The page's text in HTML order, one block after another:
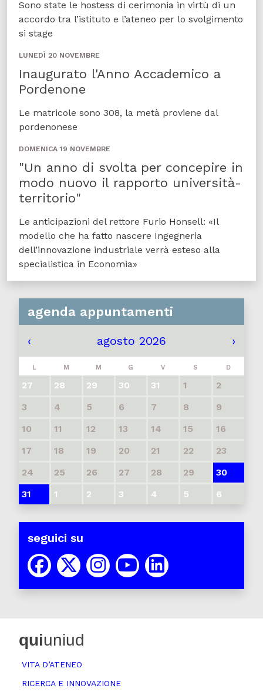
Sono state le hostess di cerimonia in virtù di un
accordo tra l’istituto e l’ateneo per lo svolgimento
si stage
LUNEDÌ 20 NOVEMBRE
Inaugurato l'Anno Accademico a
Pordenone
Le matricole sono 308, la metà proviene dal
pordenonese
DOMENICA 19 NOVEMBRE
"Un anno di svolta per concepire in
modo nuovo il rapporto università-
territorio"
Le anticipazioni del rettore Furio Honsell: «Il
modello che ha fatto nascere Ingegneria
dell’innovazione industriale verrà esteso alla
specialistica in Economia»
agenda appuntamenti
‹ agosto 2026 ›
L M M G V S D
27 28 29 30 31 1
2
3
4 5 6 7 8
9
10
11 12 13 14 15
16
17
18 19 20 21 22
23
24
25 26 27 28 29
30
31
1 2 3 4 5 6
seguici su
quiuniud
VITA D’ATENEO
RICERCA E INNOVAZIONE